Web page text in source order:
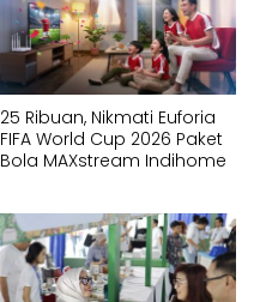
25 Ribuan, Nikmati Euforia
FIFA World Cup 2026 Paket
Bola MAXstream Indihome